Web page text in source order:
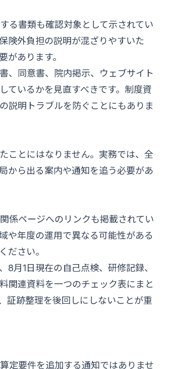
る書類も確認対象として示されてい
険外負担の説明が混ざりやすいた
があります。
、同意書、院内掲示、ウェブサイト
ているかを見直すべきです。制度資
説明トラブルを防ぐことにもありま
ことにはなりません。実務では、全
から出る案内や通知を追う必要があ
係ページへのリンクも掲載されてい
や年度の運用で異なる可能性がある
ださい。
月1日現在の自己点検、研修記録、
関連資料を一つのチェック表にまと
証跡整理を後回しにしないことが重
定要件を追加する通知ではありませ